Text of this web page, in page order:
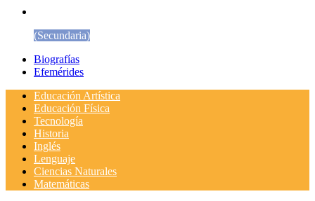
(Secundaria)
Biografías
Efemérides
Educación Artística
Educación Física
Tecnología
Historia
Inglés
Lenguaje
Ciencias Naturales
Matemáticas